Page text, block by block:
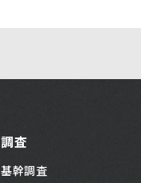
調査
基幹調査